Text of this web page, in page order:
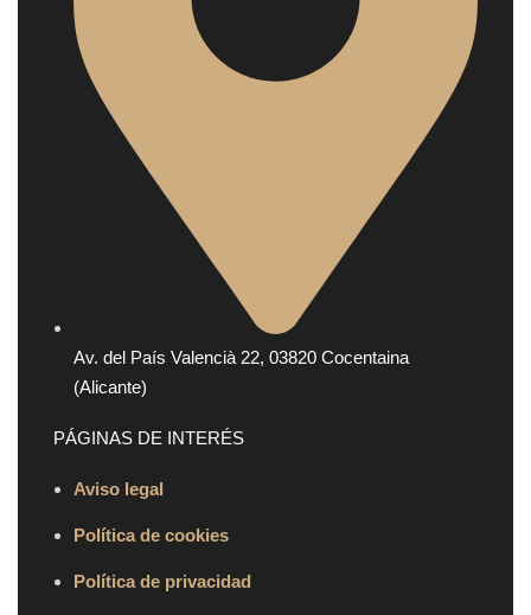
Av. del País Valencià 22, 03820 Cocentaina
(Alicante)
PÁGINAS DE INTERÉS
Aviso legal
Política de cookies
Política de privacidad